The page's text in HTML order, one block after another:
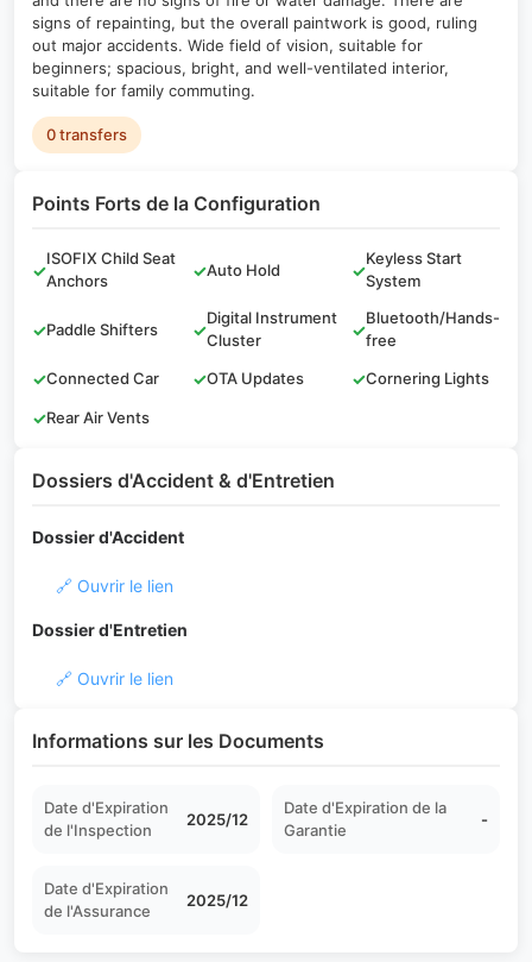
signs of repainting, but the overall paintwork is good, ruling
out major accidents. Wide field of vision, suitable for
beginners; spacious, bright, and well-ventilated interior,
suitable for family commuting.
0 transfers
Points Forts de la Configuration
✓
ISOFIX Child Seat
Anchors
✓Auto Hold ✓
Keyless Start
System
✓Paddle Shifters ✓
Digital Instrument
Cluster
✓
Bluetooth/Hands-
free
✓Connected Car ✓OTA Updates ✓Cornering Lights
✓Rear Air Vents
Dossiers d'Accident & d'Entretien
Dossier d'Accident
🔗 Ouvrir le lien
Dossier d'Entretien
🔗 Ouvrir le lien
Informations sur les Documents
Date d'Expiration
de l'Inspection
2025/12
Date d'Expiration de la
Garantie
-
Date d'Expiration
de l'Assurance
2025/12